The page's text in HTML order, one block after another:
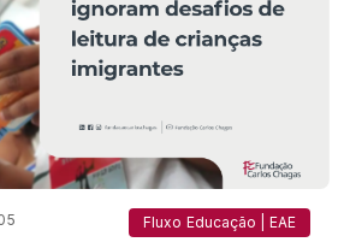
Fluxo Educação | EAE